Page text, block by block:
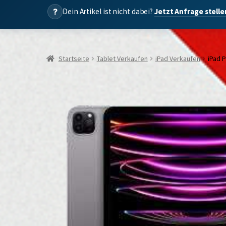
? Dein Artikel ist nicht dabei? Jetzt Anfrage
Startseite Tablet Verkaufen iPad Verkaufen iPad